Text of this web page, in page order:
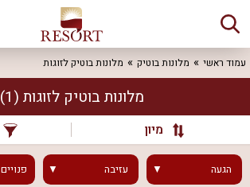
עמוד ראשי מלונות בוטיק מלונות בוטיק לזוגות
מלונות בוטיק לזוגות (1)
מיון
הגעה עזיבה פנויים